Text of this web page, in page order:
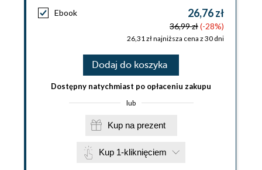
Ebook 26,76 zł
36,99 zł(-28%)
26,31 zł najniższa cena z 30 dni
Dodaj do koszyka
Dostępny natychmiast po opłaceniu zakupu
lub
Kup na prezent
Kup 1-kliknięciem